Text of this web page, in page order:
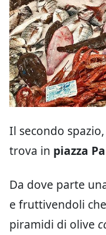
Il secondo
trova in piazza
Da dove parte
e fruttivendoli
piramidi di olive